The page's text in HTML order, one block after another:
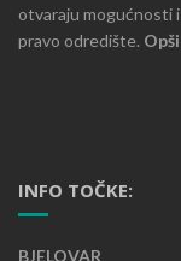
otvaraju mogućnosti
pravo odredište.
INFO TOČKE:
BJELOVAR